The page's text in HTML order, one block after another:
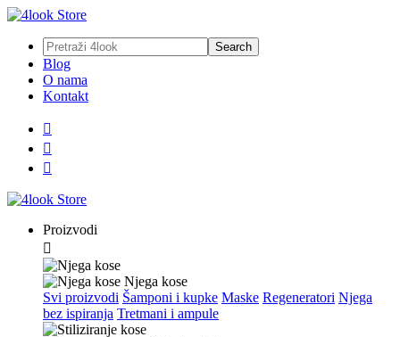
Blog
O nama
Kontakt



Proizvodi

Njega kose
Svi proizvodi Šamponi i kupke Maske Regeneratori Njega
bez ispiranja Tretmani i ampule